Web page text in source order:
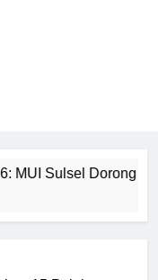
MUI Sulsel Dorong